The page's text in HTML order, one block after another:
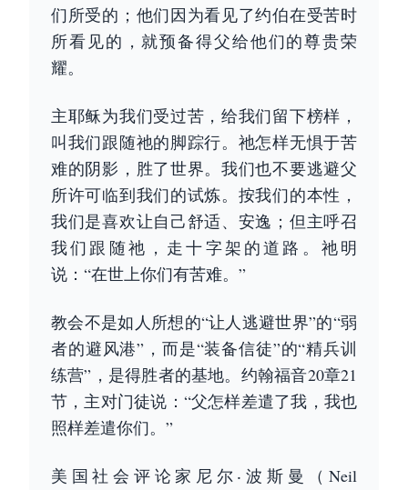
们所受的；他们因为看见了约伯在受苦时
所看见的，就预备得父给他们的尊贵荣
耀。
主耶稣为我们受过苦，给我们留下榜样，
叫我们跟随祂的脚踪行。祂怎样无惧于苦
难的阴影，胜了世界。我们也不要逃避父
所许可临到我们的试炼。按我们的本性，
我们是喜欢让自己舒适、安逸；但主呼召
我们跟随祂，走十字架的道路。祂明
说：“在世上你们有苦难。”
教会不是如人所想的“让人逃避世界”的“弱
者的避风港”，而是“装备信徒”的“精兵训
练营”，是得胜者的基地。约翰福音20章21
节，主对门徒说：“父怎样差遣了我，我也
照样差遣你们。”
美国社会评论家尼尔‧波斯曼（Neil